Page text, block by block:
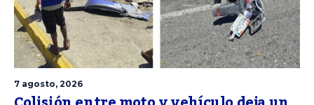
7 agosto, 2026